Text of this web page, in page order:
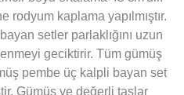
rodyum kaplama yapılmıştır.
setler parlaklığını uzun
geciktirir. Tüm gümüş
pembe üç kalpli bayan set
Gümüş ve değerli taşlar